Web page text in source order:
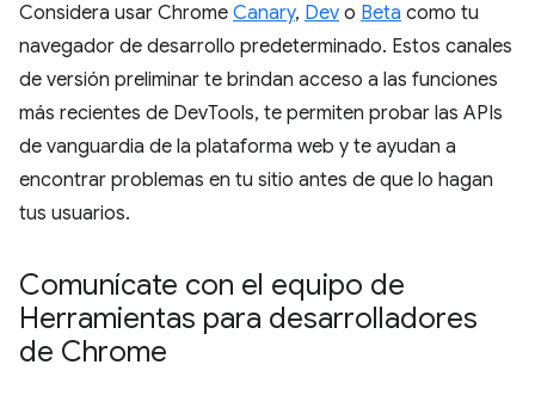
Considera usar Chrome Canary, Dev o Beta como tu
navegador de desarrollo predeterminado. Estos canales
de versión preliminar te brindan acceso a las funciones
más recientes de DevTools, te permiten probar las APIs
de vanguardia de la plataforma web y te ayudan a
encontrar problemas en tu sitio antes de que lo hagan
tus usuarios.
Comunícate con el equipo de
Herramientas para desarrolladores
de Chrome